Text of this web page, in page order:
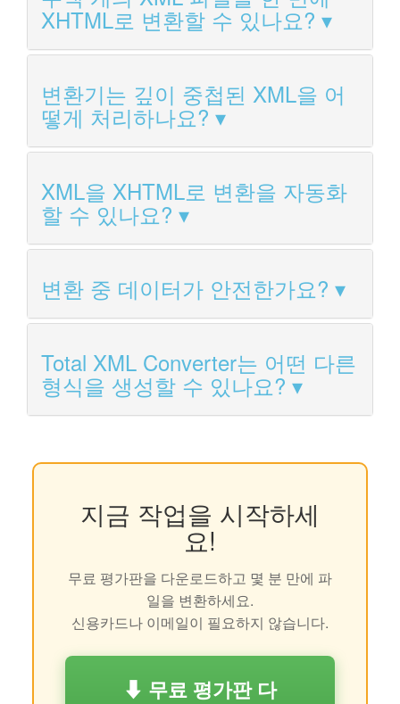
XHTML로 변환할 수 있나요?
변환기는 깊이 중첩된 XML을 어
떻게 처리하나요?
XML을 XHTML로 변환을 자동화
할 수 있나요?
변환 중 데이터가 안전한가요?
Total XML Converter는 어떤 다른
형식을 생성할 수 있나요?
지금 작업을 시작하세
요!
무료 평가판을 다운로드하고 몇 분 만에 파
일을 변환하세요.
신용카드나 이메일이 필요하지 않습니다.
⬇ 무료 평가판 다